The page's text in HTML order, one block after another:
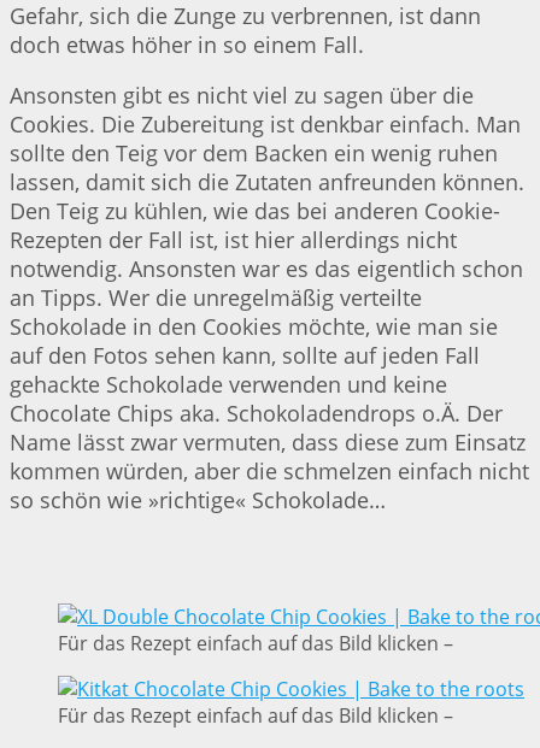
Gefahr, sich die Zunge zu verbrennen, ist dann
doch etwas höher in so einem Fall.
Ansonsten gibt es nicht viel zu sagen über die
Cookies. Die Zubereitung ist denkbar einfach. Man
sollte den Teig vor dem Backen ein wenig ruhen
lassen, damit sich die Zutaten anfreunden können.
Den Teig zu kühlen, wie das bei anderen Cookie-
Rezepten der Fall ist, ist hier allerdings nicht
notwendig. Ansonsten war es das eigentlich schon
an Tipps. Wer die unregelmäßig verteilte
Schokolade in den Cookies möchte, wie man sie
auf den Fotos sehen kann, sollte auf jeden Fall
gehackte Schokolade verwenden und keine
Chocolate Chips aka. Schokoladendrops o.Ä. Der
Name lässt zwar vermuten, dass diese zum Einsatz
kommen würden, aber die schmelzen einfach nicht
so schön wie »richtige« Schokolade…
Für das Rezept einfach auf das Bild klicken –
Für das Rezept einfach auf das Bild klicken –